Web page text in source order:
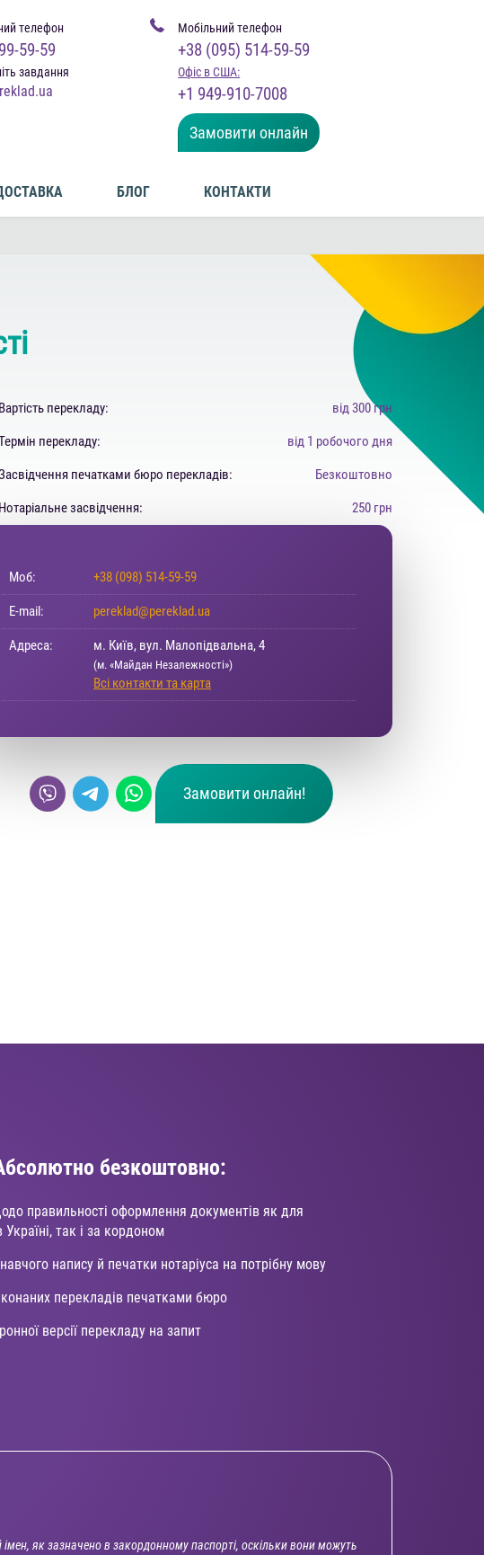
телефон
59-59
завдання
Мобільний телефон
+38 (095) 514-59-59
Офіс в США:
+1 949-910-7008
Замовити онлайн
БЛОГ КОНТАКТИ
Вартість перекладу: від 300 грн
перекладу: від 1 робочого дня
печатками бюро перекладів: Безкоштовно
Нотаріальне засвідчення: 250 грн
Моб: +38 (098) 514-59-59
E-mail: pereklad@pereklad.ua
Адреса: м. Київ, вул. Малопідвальна, 4
(м. «Майдан Незалежності»)
Всі контакти та карта
Замовити онлайн!
безкоштовно:
правильності оформлення документів як для
так і за кордоном
напису й печатки нотаріуса на потрібну мову
перекладів печатками бюро
версії перекладу на запит
як зазначено в закордонному паспорті, оскільки вони можуть